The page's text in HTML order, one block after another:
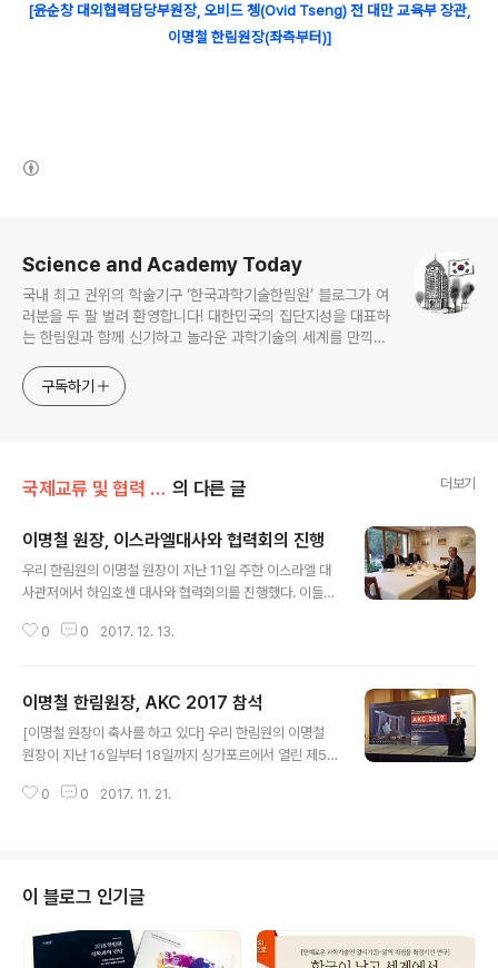
[윤순창 대외협력담당부원장, 오비드 쳉(Ovid Tseng) 전 대만 교육부 장관,
이명철 한림원장(좌측부터)]
Science and Academy Today
국내 최고 권위의 학술기구 ‘한국과학기술한림원’ 블로그가 여
러분을 두 팔 벌려 환영합니다! 대한민국의 집단지성을 대표하
는 한림원과 함께 신기하고 놀라운 과학기술의 세계를 만끽하
구독하기
국제교류 및 협력 증진/국제기구 협력 및 교류 의 다른 글 더보기
이명철 원장, 이스라엘대사와 협력회의 진행
우리 한림원의 이명철 원장이 지난 11일 주한 이스라엘 대
사관저에서 하임호센 대사와 협력회의를 진행했다. 이들은
의했으며 한국의 과학기술정책 현황 및 비전 등을 공유했
난 11월 한국차세대과학기술한림원(Y-KAST)은 과학기
술계의 교류 사업 추진을 위해 이스라엘을 찾아 8명의 노
벨상 수상자를 배출해낸 히브리대학교(Hebrew Univer
rra Lab Venture) 등을 방문했다.
0 0 2017. 12. 13.
이명철 한림원장, AKC 2017 참석
[이명철 원장이 축사를 하고 있다] 우리 한림원의 이명철
원장이 지난 16일부터 18일까지 싱가포르에서 열린 제5
nology(이하 AKC) 2017에 참석해 개회식에서 축사를
'아시아에서의 4차 산업혁명: 미래의 혁신'을 주제로 열렸
다. 나노바이오포토닉스 연구의 선구자인 이평세 UC버클
리 석좌교수의 기조강연을 비롯해 8개 병행세션, 생체재료
및 나노의약 등 10개 분야 S&T 세션, 한-싱가폴 글로벌 인
0 0 2017. 11. 21.
이 블로그 인기글